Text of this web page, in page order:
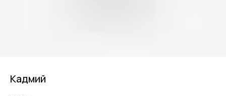
Кадмий